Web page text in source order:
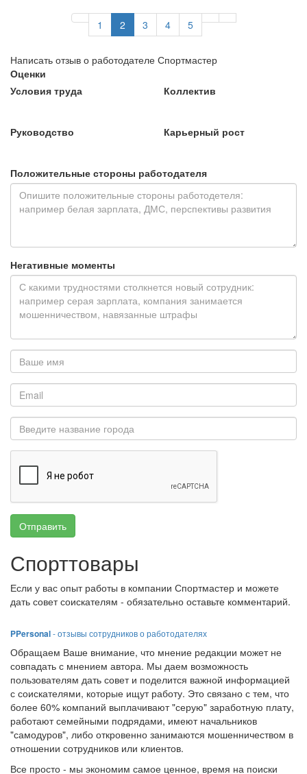
1 2 3 4 5
Написать отзыв о работодателе Спортмастер
Оценки
Условия труда
Коллектив
Руководство Карьерный рост
Положительные стороны работодателя
Негативные моменты
Отправить
Спорттовары
Если у вас опыт работы в компании Спортмастер и можете
дать совет соискателям - обязательно оставьте комментарий.
PPersonal- отзывы сотрудников о работодателях
Обращаем Ваше внимание, что мнение редакции может не
совпадать с мнением автора. Мы даем возможность
пользователям дать совет и поделится важной информацией
с соискателями, которые ищут работу. Это связано с тем, что
более 60% компаний выплачивают "серую" заработную плату,
работают семейными подрядами, имеют начальников
"самодуров", либо откровенно занимаются мошенничеством в
отношении сотрудников или клиентов.
Все просто - мы экономим самое ценное, время на поиски